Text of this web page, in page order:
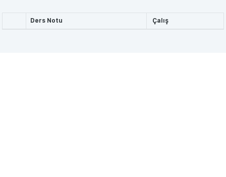
Ders Notu Çalış